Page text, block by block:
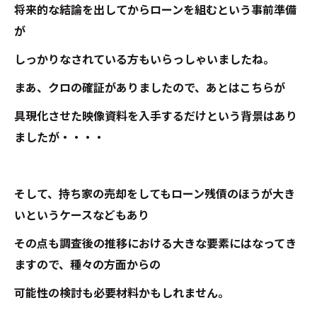
将来的な結論を出してからローンを組むという事前準備
が
しっかりなされている方もいらっしゃいましたね。
まあ、クロの確証がありましたので、あとはこちらが
具現化させた映像資料を入手するだけという背景はあり
ましたが・・・・
そして、持ち家の売却をしてもローン残債のほうが大き
いというケースなどもあり
その点も調査後の推移における大きな要素にはなってき
ますので、種々の方面からの
可能性の検討も必要材料かもしれません。